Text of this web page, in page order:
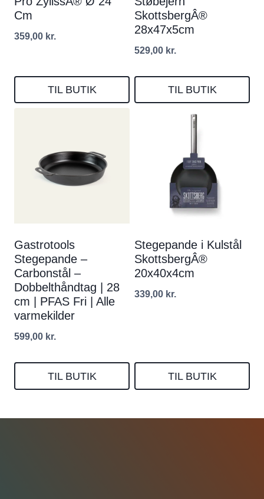
Cm
359,00 kr.
TIL BUTIK
SkottsbergÂ®
28x47x5cm
529,00 kr.
TIL BUTIK
Gastrotools
Stegepande –
Carbonstål –
Dobbelthåndtag | 28
cm | PFAS Fri | Alle
varmekilder
599,00 kr.
TIL BUTIK
Stegepande i Kulstål
SkottsbergÂ®
20x40x4cm
339,00 kr.
TIL BUTIK